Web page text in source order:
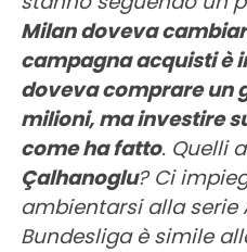
Milan doveva
campagna acquisti è
doveva comprare un
milioni, ma investire
come ha fatto. Quelli
Çalhanoglu? Ci
ambientarsi alla serie
Bundesliga è simile